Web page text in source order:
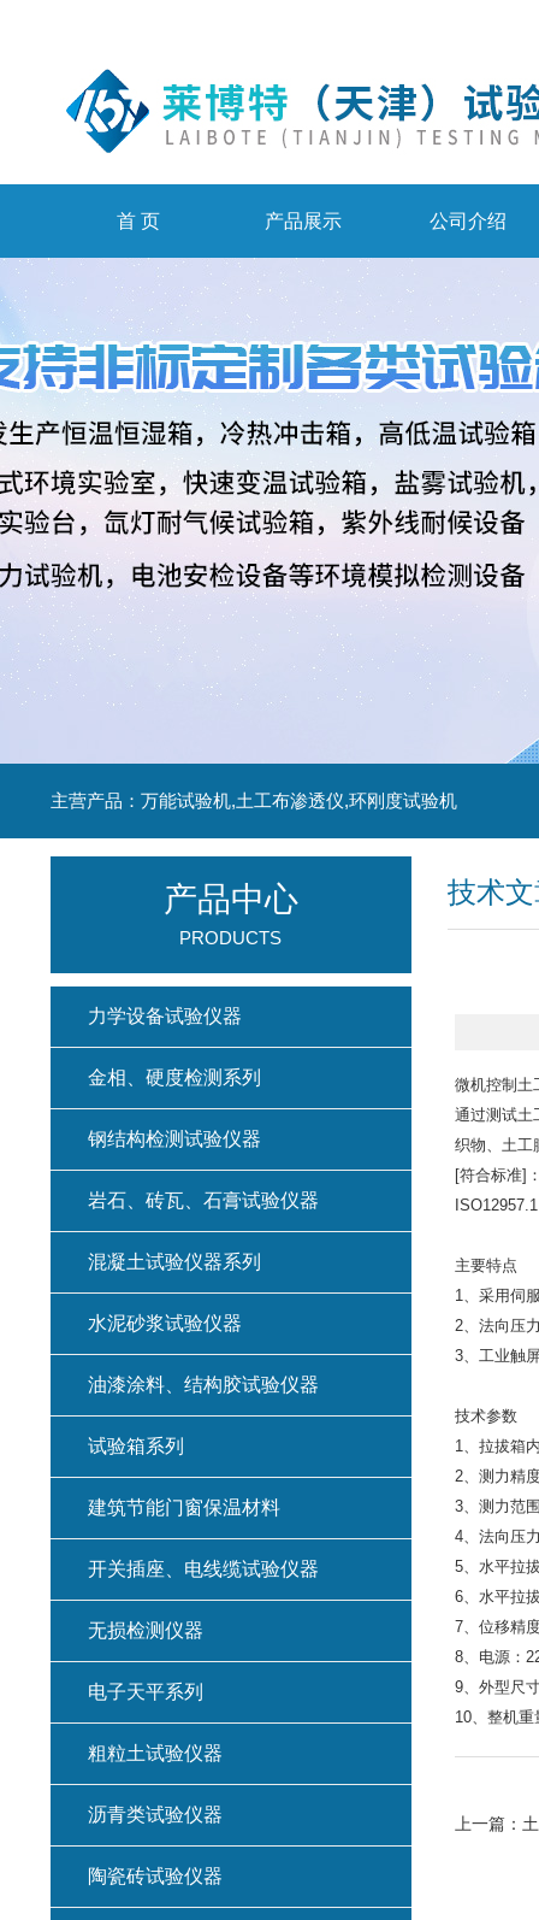
首 页 产品展示 公司介绍
主营产品：万能试验机,土工布渗透仪,环刚度试验机
技术
微机控制土
通过测试土
织物、土工
[符合标准]
主要特点
1、采用伺
2、法向压
3、工业触
技术参数
1、拉拔箱
2、测力精
3、测力范
4、法向压
5、水平拉
6、水平拉
7、位移精
8、电源：
9、外型尺
10、整机重
上一篇：
产品中心
PRODUCTS
力学设备试验仪器
金相、硬度检测系列
钢结构检测试验仪器
岩石、砖瓦、石膏试验仪器
混凝土试验仪器系列
水泥砂浆试验仪器
油漆涂料、结构胶试验仪器
试验箱系列
建筑节能门窗保温材料
开关插座、电线缆试验仪器
无损检测仪器
电子天平系列
粗粒土试验仪器
沥青类试验仪器
陶瓷砖试验仪器